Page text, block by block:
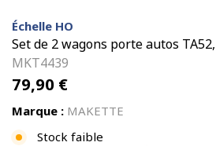
Échelle HO
Set de 2 wagons porte autos TA52,
MKT4439
79,90 €
Marque : MAKETTE
Stock faible